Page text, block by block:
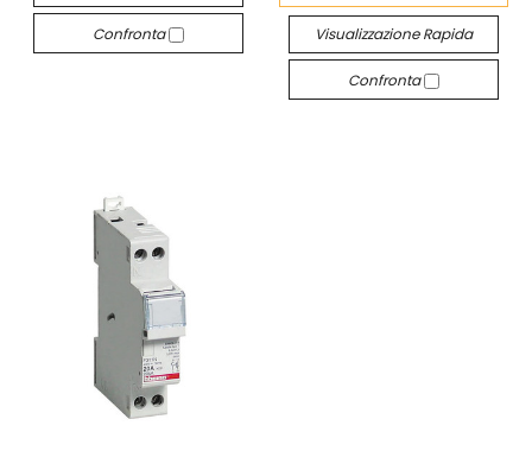
Confronta Visualizzazione Rapida
Confronta